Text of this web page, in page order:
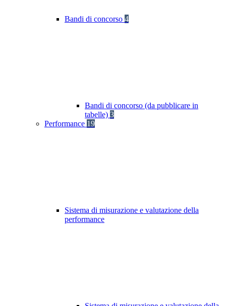
Bandi di concorso 4
Bandi di concorso (da pubblicare in
tabelle) 3
Performance 19
Sistema di misurazione e valutazione della
performance